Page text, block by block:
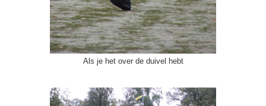
Als je het over de duivel hebt